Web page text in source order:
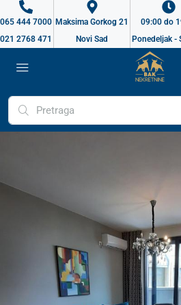
065 444 7000
021 2768 471
Maksima Gorkog 21
Novi Sad
09:00 do
Ponedeljak -